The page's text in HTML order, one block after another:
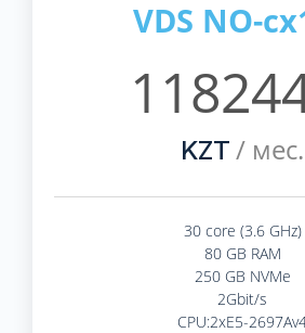
VDS NO-
KZT / мес.
30 core (3.6 GHz)
80 GB RAM
250 GB NVMe
2Gbit/s
CPU:2xE5-